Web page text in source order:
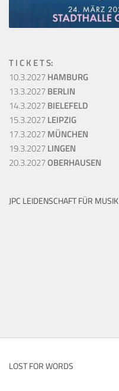
T I C K E T S:
10.3.2027HAMBURG
13.3.2027BERLIN
14.3.2027BIELEFELD
15.3.2027LEIPZIG
17.3.2027MÜNCHEN
19.3.2027LINGEN
20.3.2027OBERHAUSEN
JPC LEIDENSCHAFT FÜR MUSIK
LOST FOR WORDS